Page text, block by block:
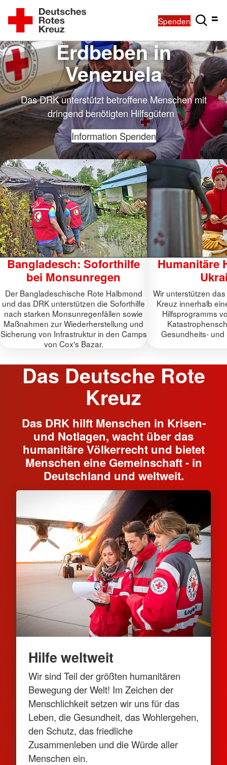
Spenden
Erdbeben in
Venezuela
Das DRK unterstützt betroffene Menschen mit
dringend benötigten Hilfsgütern
Information Spenden
Bangladesch: Soforthilfe
bei Monsunregen
Der Bangladeschische Rote Halbmond
und das DRK unterstützen die Soforthilfe
nach starken Monsunregenfällen sowie
Maßnahmen zur Wiederherstellung und
Sicherung von Infrastruktur in den Camps
von Cox's Bazar.
Humanitäre
Wir unterstützen
Kreuz innerhalb
Hilfsprogramms
Gesundheits- und
Das Deutsche Rote
Kreuz
Das DRK hilft Menschen in Krisen-
und Notlagen, wacht über das
humanitäre Völkerrecht und bietet
Menschen eine Gemeinschaft - in
Deutschland und weltweit.
Hilfe weltweit
Wir sind Teil der größten humanitären
Bewegung der Welt! Im Zeichen der
Menschlichkeit setzen wir uns für das
Leben, die Gesundheit, das Wohlergehen,
den Schutz, das friedliche
Zusammenleben und die Würde aller
Menschen ein.